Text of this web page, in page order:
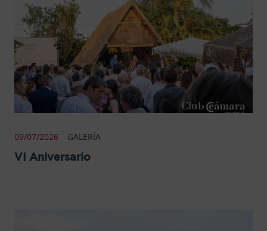
09/07/2026 GALERÍA
VI Aniversario